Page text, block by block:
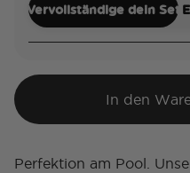
Vervollständige dein Set
In den
Perfektion am Pool.